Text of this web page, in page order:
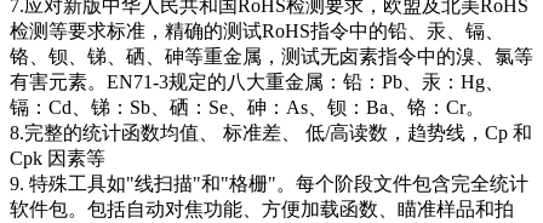
7.应对新版中华人民共和国RoHS检测要求，欧盟及北美RoHS
检测等要求标准，精确的测试RoHS指令中的铅、汞、镉、
铬、钡、锑、硒、砷等重金属，测试无卤素指令中的溴、氯等
有害元素。EN71-3规定的八大重金属：铅：Pb、汞：Hg、
镉：Cd、锑：Sb、硒：Se、砷：As、钡：Ba、铬：Cr。
8.完整的统计函数均值、 标准差、 低/高读数，趋势线，Cp 和
Cpk 因素等
9. 特殊工具如"线扫描"和"格栅"。每个阶段文件包含完全统计
软件包。包括自动对焦功能、方便加载函数、瞄准样品和拍